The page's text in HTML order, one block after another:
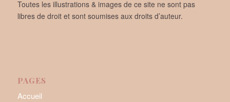
Toutes les illustrations & images de ce site ne sont pas
libres de droit et sont soumises aux droits d’auteur.
PAGES
Accueil